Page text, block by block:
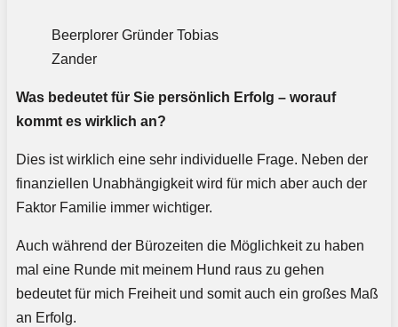
Beerplorer Gründer Tobias
Zander
Was bedeutet für Sie persönlich Erfolg – worauf
kommt es wirklich an?
Dies ist wirklich eine sehr individuelle Frage. Neben der
finanziellen Unabhängigkeit wird für mich aber auch der
Faktor Familie immer wichtiger.
Auch während der Bürozeiten die Möglichkeit zu haben
mal eine Runde mit meinem Hund raus zu gehen
bedeutet für mich Freiheit und somit auch ein großes Maß
an Erfolg.